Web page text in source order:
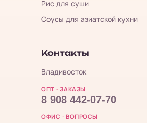
Рис для суши
Соусы для азиатской кухни
Контакты
Владивосток
ОПТ · ЗАКАЗЫ
8 908 442-07-70
ОФИС · ВОПРОСЫ